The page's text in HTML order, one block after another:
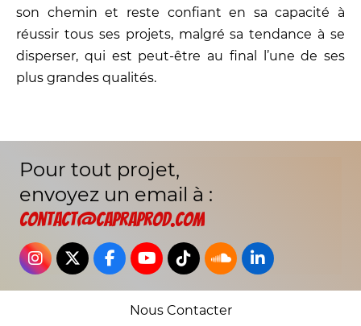
son chemin et reste confiant en sa capacité à
réussir tous ses projets, malgré sa tendance à se
disperser, qui est peut-être au final l’une de ses
plus grandes qualités.
Pour tout projet,
envoyez un email à :
contact@capraprod.com
Nous Contacter